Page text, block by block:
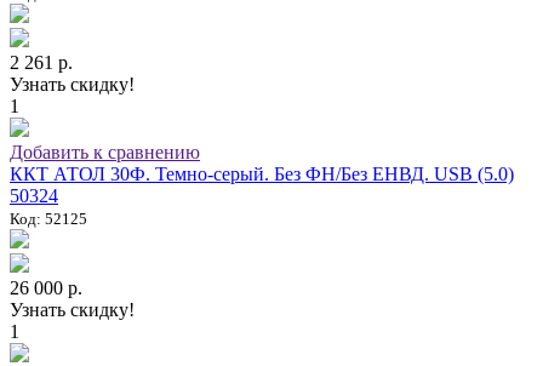
2 261 р.
Узнать скидку!
1
Добавить к сравнению
ККТ АТОЛ 30Ф. Темно-серый. Без ФН/Без ЕНВД. USB (5.0)
50324
Код: 52125
26 000 р.
Узнать скидку!
1